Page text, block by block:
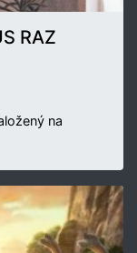
RAZ
na